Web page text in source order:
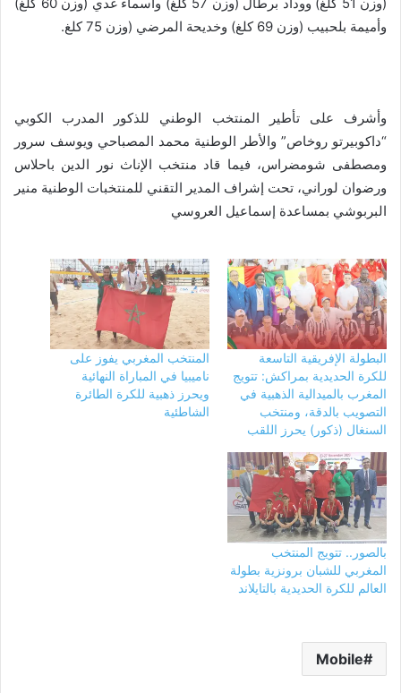
وأميمة بلحبيب (وزن 69 كلغ) وخديحة المرضي (وزن 75 كلغ.
وأشرف على تأطير المنتخب الوطني للذكور المدرب الكوبي
“داكوبيرتو روخاص” والأطر الوطنية محمد المصباحي ويوسف سرور
ومصطفى شومضراس، فيما قاد منتخب الإناث نور الدين باحلاس
ورضوان لوراني، تحت إشراف المدير التقني للمنتخبات الوطنية منير
البربوشي بمساعدة إسماعيل العروسي
البطولة الإفريقية التاسعة
للكرة الحديدية بمراكش: تتويج
المغرب بالميدالية الذهبية في
التصويب بالدقة، ومنتخب
السنغال (ذكور) يحرز اللقب
المنتخب المغربي يفوز على
ناميبيا في المباراة النهائية
ويحرز ذهبية للكرة الطائرة
الشاطئية
بالصور.. تتويج المنتخب
المغربي للشبان برونزية بطولة
العالم للكرة الحديدية بالتايلاند
Mobile